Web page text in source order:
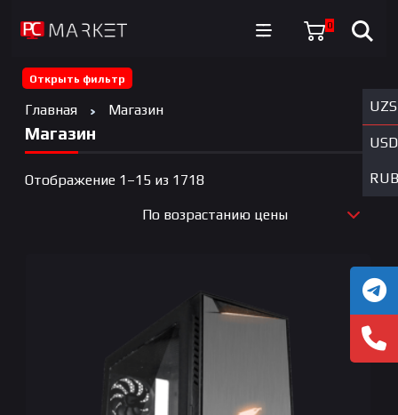
0
UZS
USD
RUB
Открыть фильтр
Главная Магазин
Магазин
Отображение 1–15 из 1718Цены:
возрастанию
По возрастанию цены
По возрастанию цены
По убыванию цены